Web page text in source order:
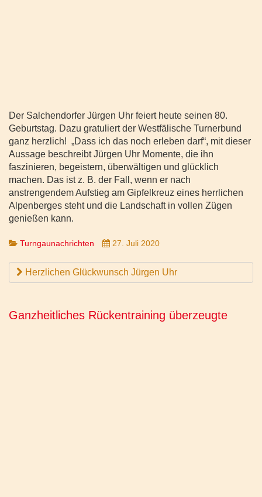
Der Salchendorfer Jürgen Uhr feiert heute seinen 80.
Geburtstag. Dazu gratuliert der Westfälische Turnerbund
ganz herzlich! „Dass ich das noch erleben darf“, mit dieser
Aussage beschreibt Jürgen Uhr Momente, die ihn
faszinieren, begeistern, überwältigen und glücklich
machen. Das ist z. B. der Fall, wenn er nach
anstrengendem Aufstieg am Gipfelkreuz eines herrlichen
Alpenberges steht und die Landschaft in vollen Zügen
genießen kann.
Turngaunachrichten 27. Juli 2020
Herzlichen Glückwunsch Jürgen Uhr
Ganzheitliches Rückentraining überzeugte